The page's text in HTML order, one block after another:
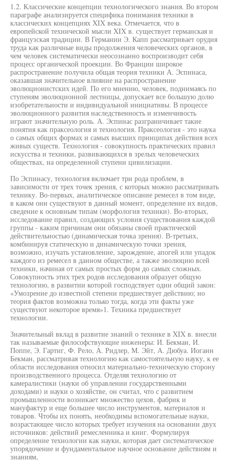
1.2. Классические концепции технологического знания. Во втором
параграфе анализируется специфика понимания техники в
классических концепциях XIX века. Отмечается, что в
европейской технической мысли XIX в. существует германская и
французская традиции. В Германии Э. Капп рассматривает орудия
труда как различные виды продолжения человеческих органов, в
чем человек систематически неосознанно воспроизводит себя
процесс органической проекции. Во Франции широкое
распространение получила общая теория техники А. Эспинаса,
оказавшая значительное влияние на распространение
эволюционистских идей. По его мнению, человек, поднимаясь по
ступеням эволюционной лестницы, допускает все большую долю
изобретательности и индивидуальной инициативы. В процессе
эволюционного развития наследственность и изменчивость
играют значительную роль. А. Эспинас разграничивает такие
понятия как праксеология и технология. Праксеология - это наука
о самых общих формах и самых высших принципах действия всех
живых существ. Технология - совокупность практических правил
искусства и техники, развивающихся в зрелых человеческих
обществах, на определенной ступени цивилизации.
По Эспинасу, технология включает три рода проблем, в
зависимости от трех точек зрения, с которых можно рассматривать
технику. Во-первых, аналитическое описание ремесел в том виде,
в каком они существуют в данный момент, определение их видов,
сведение к основным типам (морфология техники). Во-вторых,
исследование правил, создающих условия существования каждой
группы - каким причинам они обязаны своей практической
действительностью (динамическая точка зрения). В-третьих,
комбинируя статическую и динамическую точки зрения,
возможно, изучать установление, зарождение, апогей или упадок
каждого из ремесел в данном обществе, а также эволюцию всей
техники, начиная от самых простых форм до самых сложных.
Совокупность этих трех родов исследования образует общую
технологию, в развитии которой господствует один общий закон:
«Умозрение до известной степени предшествует действию; но
теория фактов возможна только тогда, когда эти факты уже
существуют некоторое время»1. Техника предшествует
технологии.
Значительный вклад в развитие знаний о технике в XIX в. внесли
так называемые философствующие инженеры: И. Бекман, И.
Поппе, Э. Гартиг, Ф. Рело, А. Ридлер, М. Эйт, А. Дюбуа. Иоганн
Бекман, рассматривая технологию как самостоятельную науку, к ее
области исследования относил материально-техническую сторону
производственного процесса. Отделяя технологию от
камералистики (науки об управлении государственными
доходами) и науки о хозяйстве, он считал, что с развитием
промышленности возникает множество цехов, фабрик и
мануфактур и еще большее число инструментов, материалов и
товаров. Чтобы их понять, необходимы вспомогательные науки,
возрастающее число которых требует изучения на основании двух
источников: действий ремесленника и книг. Формулируя
определение технологии как науки, которая дает систематическое
упорядочение и фундаментальное научное основание действиям и
знаниям,